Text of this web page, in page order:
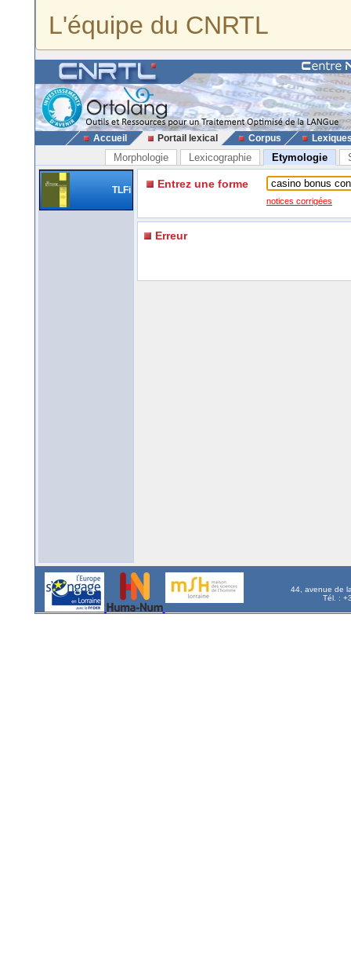
L'équipe du CNRTL
Accueil Portail lexical Corpus
Morphologie Lexicographie Etymologie
TLFi Entrez une forme
notices corrigées
Erreur
44, avenue de
Tél. :